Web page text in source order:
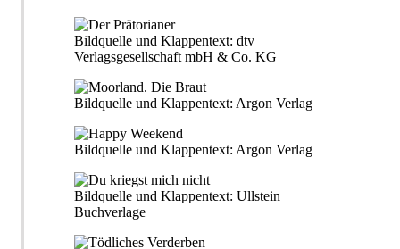
Bildquelle und Klappentext: dtv
Verlagsgesellschaft mbH & Co. KG
Bildquelle und Klappentext: Argon Verlag
Bildquelle und Klappentext: Argon Verlag
Bildquelle und Klappentext: Ullstein
Buchverlage